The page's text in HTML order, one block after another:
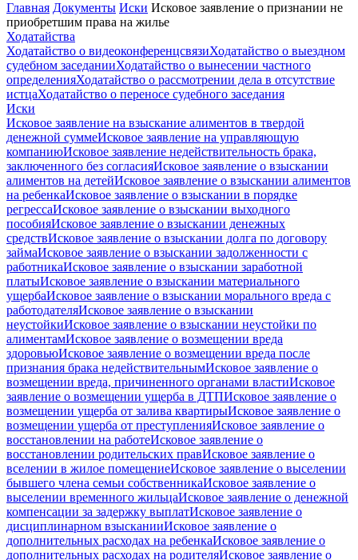
Главная Документы Иски Исковое заявление о признании не
приобретшим права на жилье
Ходатайства
Ходатайство о видеоконференцсвязиХодатайство о выездном
судебном заседанииХодатайство о вынесении частного
определенияХодатайство о рассмотрении дела в отсутствие
истцаХодатайство о переносе судебного заседания
Иски
Исковое заявление на взыскание алиментов в твердой
денежной суммеИсковое заявление на управляющую
компаниюИсковое заявление недействительность брака,
заключенного без согласияИсковое заявление о взыскании
алиментов на детейИсковое заявление о взыскании алиментов
на ребенкаИсковое заявление о взыскании в порядке
регрессаИсковое заявление о взыскании выходного
пособияИсковое заявление о взыскании денежных
средствИсковое заявление о взыскании долга по договору
займаИсковое заявление о взыскании задолженности с
работникаИсковое заявление о взыскании заработной
платыИсковое заявление о взыскании материального
ущербаИсковое заявление о взыскании морального вреда с
работодателяИсковое заявление о взыскании
неустойкиИсковое заявление о взыскании неустойки по
алиментамИсковое заявление о возмещении вреда
здоровьюИсковое заявление о возмещении вреда после
признания брака недействительнымИсковое заявление о
возмещении вреда, причиненного органами властиИсковое
заявление о возмещении ущерба в ДТПИсковое заявление о
возмещении ущерба от залива квартирыИсковое заявление о
возмещении ущерба от преступленияИсковое заявление о
восстановлении на работеИсковое заявление о
восстановлении родительских правИсковое заявление о
вселении в жилое помещениеИсковое заявление о выселении
бывшего члена семьи собственникаИсковое заявление о
выселении временного жильцаИсковое заявление о денежной
компенсации за задержку выплатИсковое заявление о
дисциплинарном взысканииИсковое заявление о
дополнительных расходах на ребенкаИсковое заявление о
дополнительных расходах на родителяИсковое заявление о